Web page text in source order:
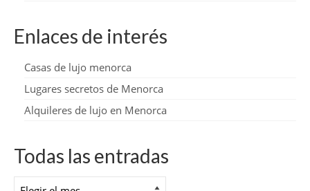
Enlaces de interés
Casas de lujo menorca
Lugares secretos de Menorca
Alquileres de lujo en Menorca
Todas las entradas
Todas